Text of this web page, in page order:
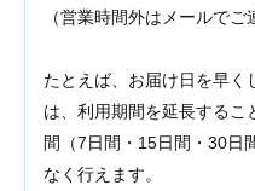
（営業時間外はメールでご
たとえば、お届け日を早く
は、利用期間を延長するこ
間（7日間・15日間・30日
なく行えます。